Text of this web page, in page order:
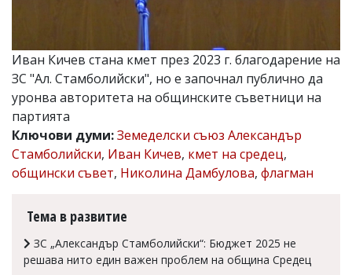
Иван
Колев,
email:
Коментарите
под
статиите
се
въвеждат
носи
Иван Кичев стана кмет през 2023 г. благодарение на
ЗС "Ал. Стамболийски", но е започнал публично да
уронва авторитета на общинските съветници на
партията
Ключови думи:Земеделски съюз Александър
Стамболийски, Иван Кичев, кмет на средец,
общински съвет, Николина Дамбулова, флагман
Тема в развитие
ЗС „Александър Стамболийски“: Бюджет 2025 не
решава нито един важен проблем на община Средец